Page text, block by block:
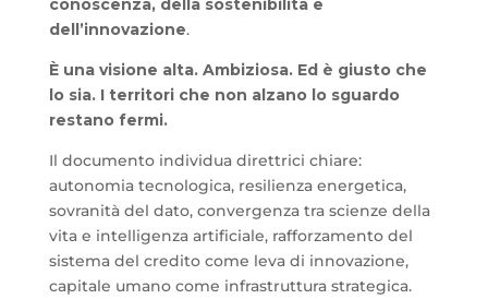
conoscenza, della sostenibilità e
dell’innovazione.
È una visione alta. Ambiziosa. Ed è giusto che
lo sia. I territori che non alzano lo sguardo
restano fermi.
Il documento individua direttrici chiare:
autonomia tecnologica, resilienza energetica,
sovranità del dato, convergenza tra scienze della
vita e intelligenza artificiale, rafforzamento del
sistema del credito come leva di innovazione,
capitale umano come infrastruttura strategica.